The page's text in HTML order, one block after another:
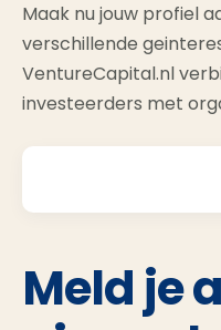
Maak nu jouw profiel
verschillende
VentureCapital.nl
investeerders met
Meld je